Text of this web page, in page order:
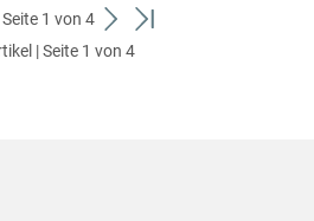
Seite 1 von 4
weiter
zum
zum
| Seite 1 von 4